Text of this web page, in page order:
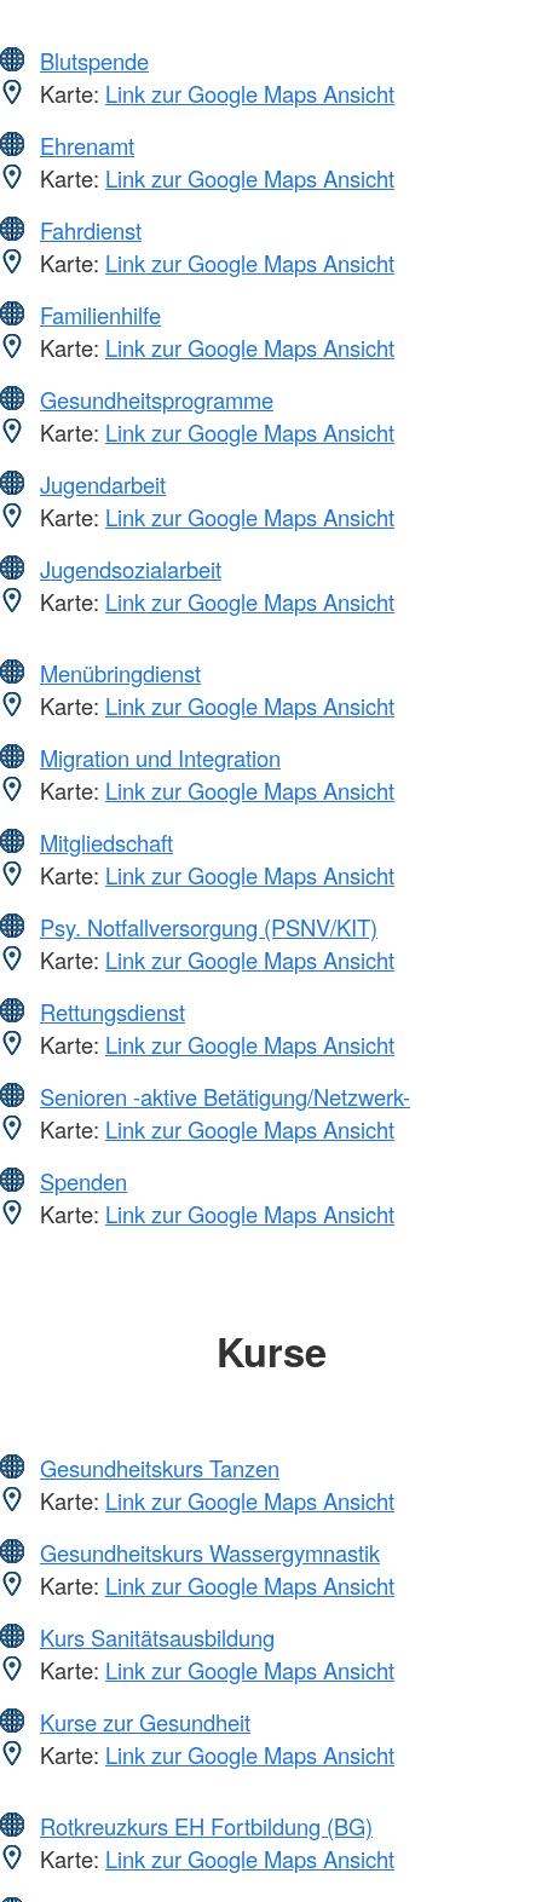
Blutspende
Karte: Link zur Google Maps Ansicht
Ehrenamt
Karte: Link zur Google Maps Ansicht
Fahrdienst
Karte: Link zur Google Maps Ansicht
Familienhilfe
Karte: Link zur Google Maps Ansicht
Gesundheitsprogramme
Karte: Link zur Google Maps Ansicht
Jugendarbeit
Karte: Link zur Google Maps Ansicht
Jugendsozialarbeit
Karte: Link zur Google Maps Ansicht
Menübringdienst
Karte: Link zur Google Maps Ansicht
Migration und Integration
Karte: Link zur Google Maps Ansicht
Mitgliedschaft
Karte: Link zur Google Maps Ansicht
Psy. Notfallversorgung (PSNV/KIT)
Karte: Link zur Google Maps Ansicht
Rettungsdienst
Karte: Link zur Google Maps Ansicht
Senioren -aktive Betätigung/Netzwerk-
Karte: Link zur Google Maps Ansicht
Spenden
Karte: Link zur Google Maps Ansicht
Kurse
Gesundheitskurs Tanzen
Karte: Link zur Google Maps Ansicht
Gesundheitskurs Wassergymnastik
Karte: Link zur Google Maps Ansicht
Kurs Sanitätsausbildung
Karte: Link zur Google Maps Ansicht
Kurse zur Gesundheit
Karte: Link zur Google Maps Ansicht
Rotkreuzkurs EH Fortbildung (BG)
Karte: Link zur Google Maps Ansicht